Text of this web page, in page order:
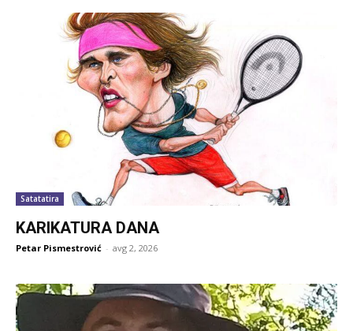
Satatatira
KARIKATURA DANA
Petar Pismestrović - avg 2, 2026